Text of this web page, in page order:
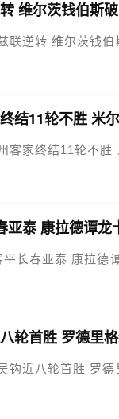
维尔茨钱伯斯
联逆转 维尔茨钱
结11轮不胜 米
客家终结11轮不胜
亚泰 康拉德谭龙
长春亚泰 康拉德
轮首胜 罗德里
钩近八轮首胜 罗